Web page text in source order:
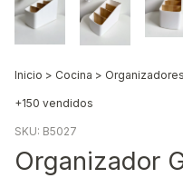
Inicio > Cocina > Organizadores
+150 vendidos
SKU: B5027
Organizador